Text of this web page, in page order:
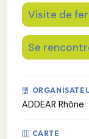
Visite de
Se
ADDEAR Rhône
CARTE